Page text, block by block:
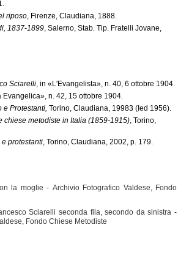
riposo , Firenze, Claudiana, 1888.
1837-1899 , Salerno, Stab. Tip. Fratelli Jovane,
Sciarelli , in «L'Evangelista», n. 40, 6 ottobre 1904.
Evangelica», n. 42, 15 ottobre 1904.
e Protestanti, Torino, Claudiana, 19983 (Ied 1956).
chiese metodiste in Italia (1859-1915) , Torino,
protestanti , Torino, Claudiana, 2002, p. 179.
la moglie - Archivio Fotografico Valdese, Fondo
Sciarelli seconda fila, secondo da sinistra -
Fondo Chiese Metodiste